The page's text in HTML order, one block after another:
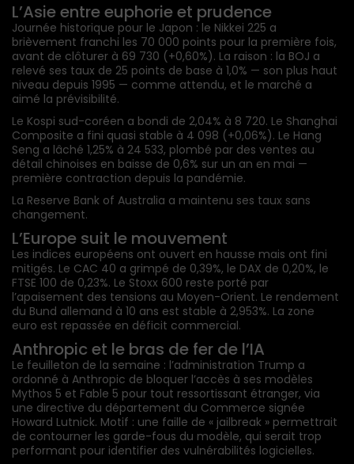
L’Asie entre euphorie et prudence
Journée historique pour le Japon : le Nikkei 225 a
brièvement franchi les 70 000 points pour la première fois,
avant de clôturer à 69 730 (+0,60%). La raison : la BOJ a
relevé ses taux de 25 points de base à 1,0% — son plus haut
niveau depuis 1995 — comme attendu, et le marché a
aimé la prévisibilité.
Le Kospi sud-coréen a bondi de 2,04% à 8 720. Le Shanghai
Composite a fini quasi stable à 4 098 (+0,06%). Le Hang
Seng a lâché 1,25% à 24 533, plombé par des ventes au
détail chinoises en baisse de 0,6% sur un an en mai —
première contraction depuis la pandémie.
La Reserve Bank of Australia a maintenu ses taux sans
changement.
L’Europe suit le mouvement
Les indices européens ont ouvert en hausse mais ont fini
mitigés. Le CAC 40 a grimpé de 0,39%, le DAX de 0,20%, le
FTSE 100 de 0,23%. Le Stoxx 600 reste porté par
l’apaisement des tensions au Moyen-Orient. Le rendement
du Bund allemand à 10 ans est stable à 2,953%. La zone
euro est repassée en déficit commercial.
Anthropic et le bras de fer de l’IA
Le feuilleton de la semaine : l’administration Trump a
ordonné à Anthropic de bloquer l’accès à ses modèles
Mythos 5 et Fable 5 pour tout ressortissant étranger, via
une directive du département du Commerce signée
Howard Lutnick. Motif : une faille de « jailbreak » permettrait
de contourner les garde-fous du modèle, qui serait trop
performant pour identifier des vulnérabilités logicielles.